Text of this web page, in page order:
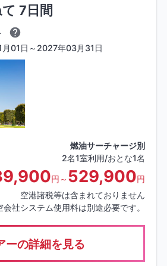
7日間
01日～2027年03月31日
燃油サーチャージ別
2名1室利用/おとな1名
円～ 529,900円
空港諸税等は含まれておりません
会社システム使用料は別途必要です。
ーの詳細を見る